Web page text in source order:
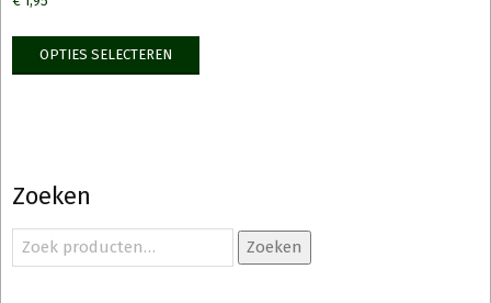
OPTIES SELECTEREN
Dit
kan
gekozen
Zoeken
Zoeken
naar:
Zoeken